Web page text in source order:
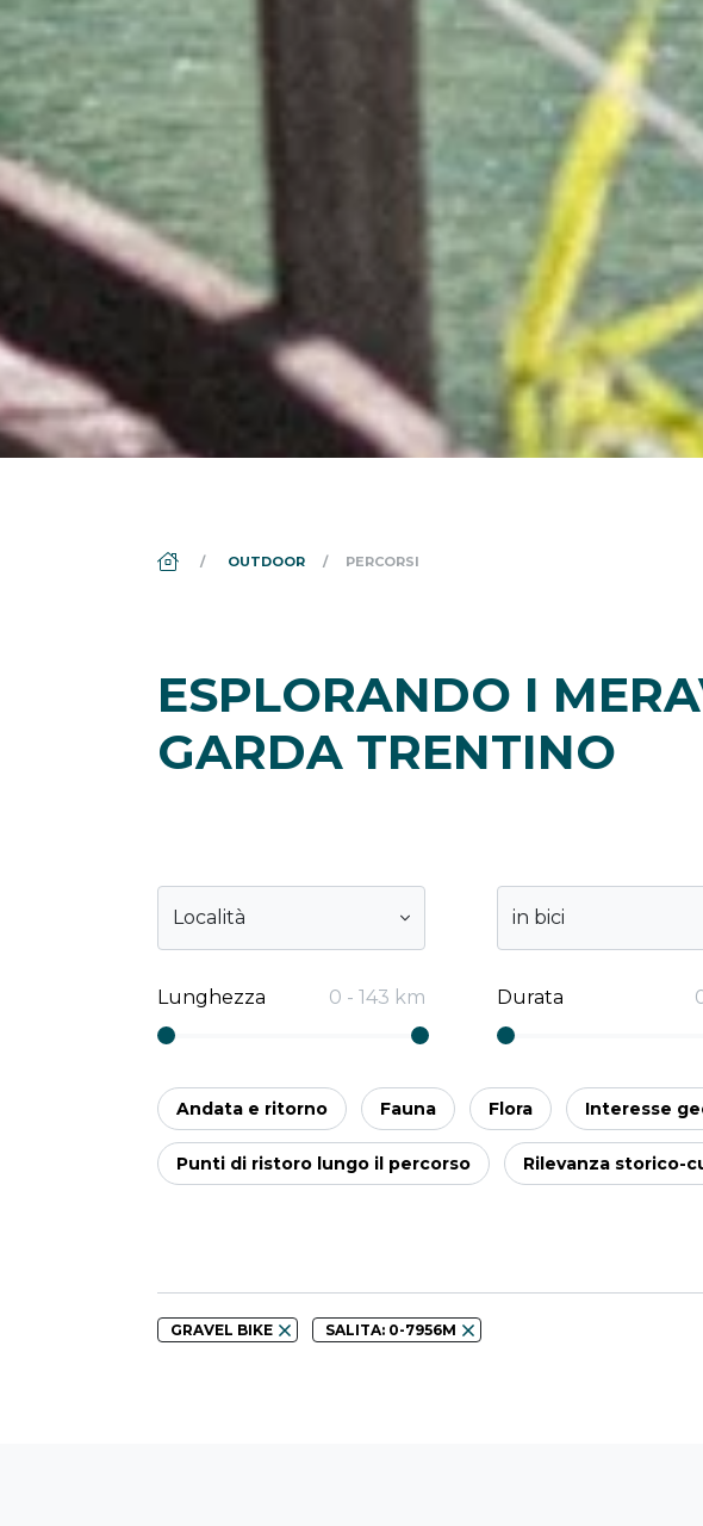
DS_BREADCRUMB.HOME
OUTDOOR PERCORSI
ESPLORANDO I
GARDA TRENTINO
Località in bici
Lunghezza 0 - 143 km Durata
Andata e ritorno Fauna Flora Interesse
Punti di ristoro lungo il percorso Rilevanza storico-
GRAVEL BIKE SALITA: 0-7956M